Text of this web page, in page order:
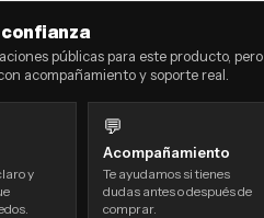
públicas para este producto, pero
acompañamiento y soporte real.
y
💬
Acompañamiento
Te ayudamos si tienes
dudas antes o después de
comprar.